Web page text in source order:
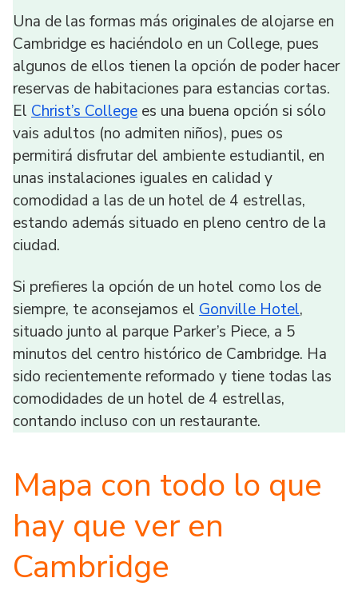
Una de las formas más originales de alojarse en
Cambridge es haciéndolo en un College, pues
algunos de ellos tienen la opción de poder hacer
reservas de habitaciones para estancias cortas.
El Christ’s College es una buena opción si sólo
vais adultos (no admiten niños), pues os
permitirá disfrutar del ambiente estudiantil, en
unas instalaciones iguales en calidad y
comodidad a las de un hotel de 4 estrellas,
estando además situado en pleno centro de la
ciudad.
Si prefieres la opción de un hotel como los de
siempre, te aconsejamos el Gonville Hotel,
situado junto al parque Parker’s Piece, a 5
minutos del centro histórico de Cambridge. Ha
sido recientemente reformado y tiene todas las
comodidades de un hotel de 4 estrellas,
contando incluso con un restaurante.
Mapa con todo lo que
hay que ver en
Cambridge